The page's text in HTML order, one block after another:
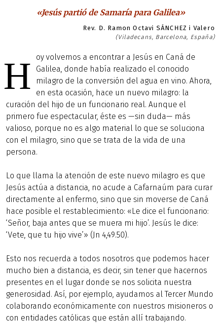
«Jesús partió de Samaría para Galilea»
Rev. D. Ramon Octavi SÁNCHEZ i Valero
(Viladecans, Barcelona, España)
H
oy volvemos a encontrar a Jesús en Caná de
Galilea, donde había realizado el conocido
milagro de la conversión del agua en vino. Ahora,
en esta ocasión, hace un nuevo milagro: la
curación del hijo de un funcionario real. Aunque el
primero fue espectacular, éste es —sin duda— más
valioso, porque no es algo material lo que se soluciona
con el milagro, sino que se trata de la vida de una
persona.
Lo que llama la atención de este nuevo milagro es que
Jesús actúa a distancia, no acude a Cafarnaúm para curar
directamente al enfermo, sino que sin moverse de Caná
hace posible el restablecimiento: «Le dice el funcionario:
‘Señor, baja antes que se muera mi hijo’. Jesús le dice:
‘Vete, que tu hijo vive’» (Jn 4,49.50).
Esto nos recuerda a todos nosotros que podemos hacer
mucho bien a distancia, es decir, sin tener que hacernos
presentes en el lugar donde se nos solicita nuestra
generosidad. Así, por ejemplo, ayudamos al Tercer Mundo
colaborando económicamente con nuestros misioneros o
con entidades católicas que están allí trabajando.